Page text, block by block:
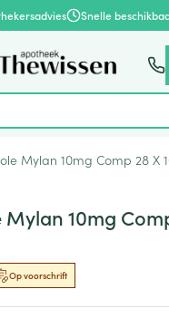
Snelle
Mylan 10mg Comp 28 X
10mg
Op voorschrift